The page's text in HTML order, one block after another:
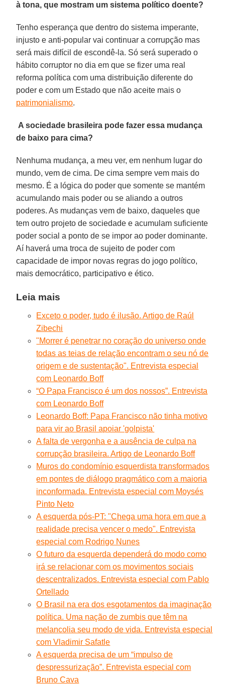
à tona, que mostram um sistema político doente?
Tenho esperança que dentro do sistema imperante,
injusto e anti-popular vai continuar a corrupção mas
será mais difícil de escondê-la. Só será superado o
hábito corruptor no dia em que se fizer uma real
reforma política com uma distribuição diferente do
poder e com um Estado que não aceite mais o
patrimonialismo.
A sociedade brasileira pode fazer essa mudança
de baixo para cima?
Nenhuma mudança, a meu ver, em nenhum lugar do
mundo, vem de cima. De cima sempre vem mais do
mesmo. É a lógica do poder que somente se mantém
acumulando mais poder ou se aliando a outros
poderes. As mudanças vem de baixo, daqueles que
tem outro projeto de sociedade e acumulam suficiente
poder social a ponto de se impor ao poder dominante.
Aí haverá uma troca de sujeito de poder com
capacidade de impor novas regras do jogo político,
mais democrático, participativo e ético.
Leia mais
Exceto o poder, tudo é ilusão. Artigo de Raúl
Zibechi
"Morrer é penetrar no coração do universo onde
todas as teias de relação encontram o seu nó de
origem e de sustentação". Entrevista especial
com Leonardo Boff
“O Papa Francisco é um dos nossos”. Entrevista
com Leonardo Boff
Leonardo Boff: Papa Francisco não tinha motivo
para vir ao Brasil apoiar 'golpista'
A falta de vergonha e a ausência de culpa na
corrupção brasileira. Artigo de Leonardo Boff
Muros do condomínio esquerdista transformados
em pontes de diálogo pragmático com a maioria
inconformada. Entrevista especial com Moysés
Pinto Neto
A esquerda pós-PT: "Chega uma hora em que a
realidade precisa vencer o medo". Entrevista
especial com Rodrigo Nunes
O futuro da esquerda dependerá do modo como
irá se relacionar com os movimentos sociais
descentralizados. Entrevista especial com Pablo
Ortellado
O Brasil na era dos esgotamentos da imaginação
política. Uma nação de zumbis que têm na
melancolia seu modo de vida. Entrevista especial
com Vladimir Safatle
A esquerda precisa de um “impulso de
despressurização”. Entrevista especial com
Bruno Cava